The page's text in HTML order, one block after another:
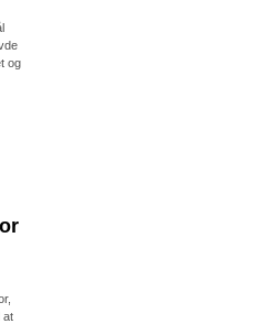
og
at